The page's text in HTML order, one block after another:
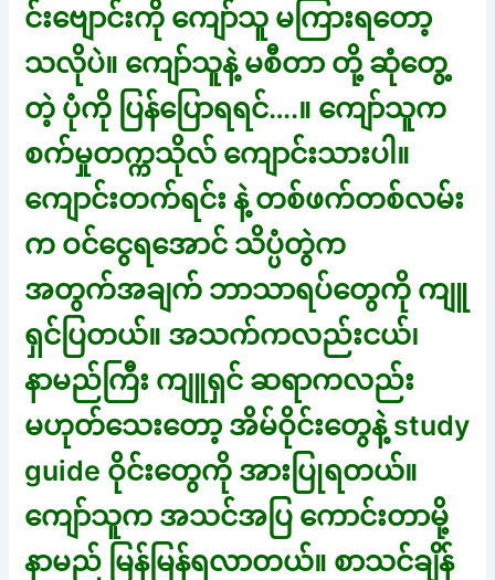
င်းဗျောင်းကို ကျော်သူ မကြားရတော့
သလိုပဲ။ ကျော်သူနဲ့ မစီတာ တို့ ဆုံတွေ့
တဲ့ ပုံကို ပြန်ပြောရရင်….။ ကျော်သူက
စက်မှုတက္ကသိုလ် ကျောင်းသားပါ။
ကျောင်းတက်ရင်း နဲ့ တစ်ဖက်တစ်လမ်း
က ဝင်ငွေရအောင် သိပ္ပံတွဲက
အတွက်အချက် ဘာသာရပ်တွေကို ကျူ
ရှင်ပြတယ်။ အသက်ကလည်းငယ်၊
နာမည်ကြီး ကျူရှင် ဆရာကလည်း
မဟုတ်သေးတော့ အိမ်ဝိုင်းတွေနဲ့ study
guide ဝိုင်းတွေကို အားပြုရတယ်။
ကျော်သူက အသင်အပြ ကောင်းတာမို့
နာမည် မြန်မြန်ရလာတယ်။ စာသင်ချိန်